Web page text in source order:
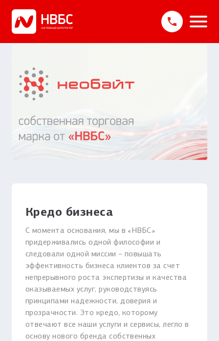
Кредо бизнеса
С момента основания, мы в «НВБС»
придерживались одной философии и
следовали одной миссии – повышать
эффективность бизнеса клиентов за счет
непрерывного роста экспертизы и качества
оказываемых услуг, руководствуясь
принципами надежности, доверия и
прозрачности. Это кредо, которому
отвечают все наши услуги и сервисы, легло в
основу нового бренда собственных